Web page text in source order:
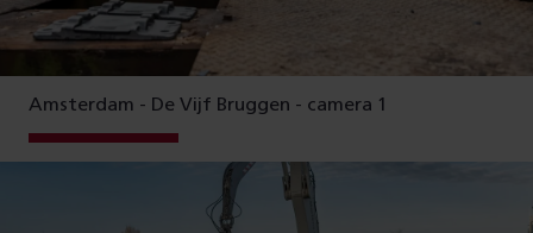
Amsterdam - De Vijf Bruggen - camera 1